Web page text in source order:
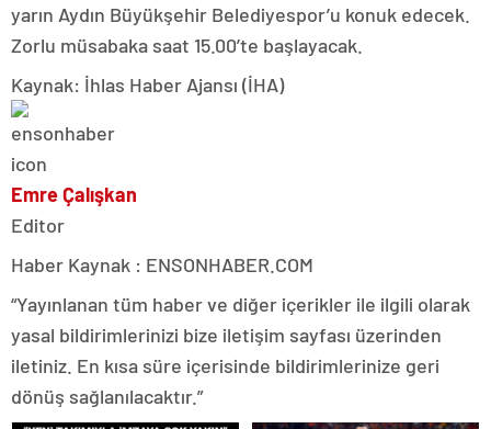
yarın Aydın Büyükşehir Belediyespor’u konuk edecek.
Zorlu müsabaka saat 15.00’te başlayacak.
Kaynak: İhlas Haber Ajansı (İHA)
Emre Çalışkan
Editor
Haber Kaynak : ENSONHABER.COM
“Yayınlanan tüm haber ve diğer içerikler ile ilgili olarak
yasal bildirimlerinizi bize iletişim sayfası üzerinden
iletiniz. En kısa süre içerisinde bildirimlerinize geri
dönüş sağlanılacaktır.”